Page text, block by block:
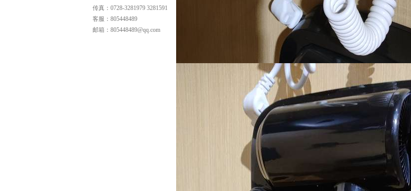
传真：0728-3281979 3281591
客服： 805448489
邮箱： 805448489@qq.com